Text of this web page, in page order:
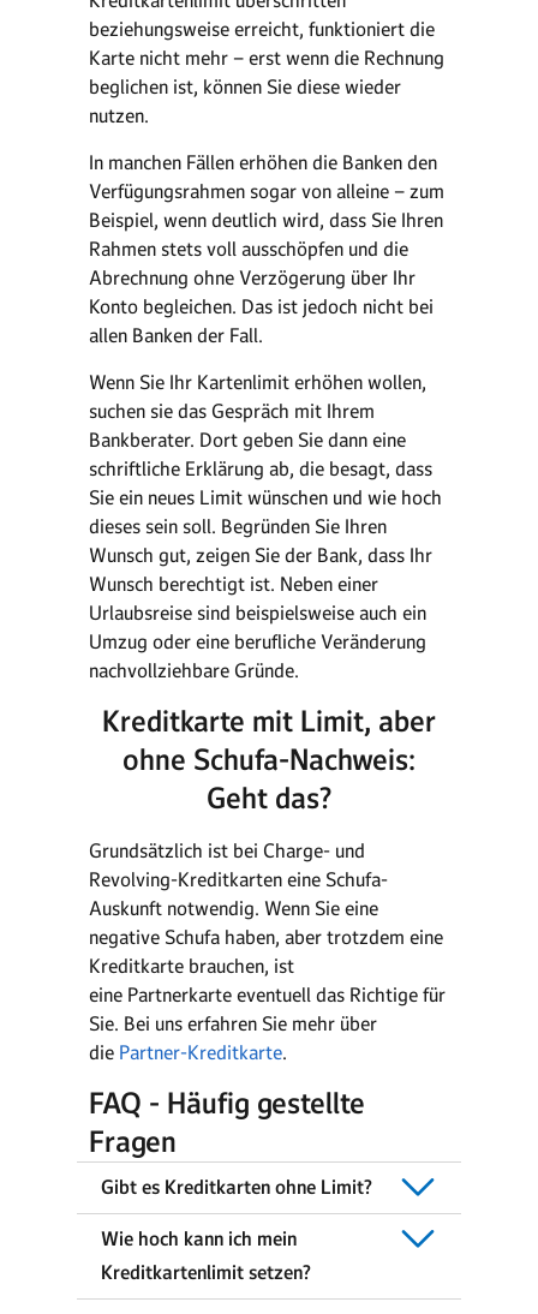
beziehungsweise erreicht, funktioniert die
Karte nicht mehr – erst wenn die Rechnung
beglichen ist, können Sie diese wieder
nutzen.
In manchen Fällen erhöhen die Banken den
Verfügungsrahmen sogar von alleine – zum
Beispiel, wenn deutlich wird, dass Sie Ihren
Rahmen stets voll ausschöpfen und die
Abrechnung ohne Verzögerung über Ihr
Konto begleichen. Das ist jedoch nicht bei
allen Banken der Fall.
Wenn Sie Ihr Kartenlimit erhöhen wollen,
suchen sie das Gespräch mit Ihrem
Bankberater. Dort geben Sie dann eine
schriftliche Erklärung ab, die besagt, dass
Sie ein neues Limit wünschen und wie hoch
dieses sein soll. Begründen Sie Ihren
Wunsch gut, zeigen Sie der Bank, dass Ihr
Wunsch berechtigt ist. Neben einer
Urlaubsreise sind beispielsweise auch ein
Umzug oder eine berufliche Veränderung
nachvollziehbare Gründe.
Kreditkarte mit Limit, aber
ohne Schufa-Nachweis:
Geht das?
Grundsätzlich ist bei Charge- und
Revolving-Kreditkarten eine Schufa-
Auskunft notwendig. Wenn Sie eine
negative Schufa haben, aber trotzdem eine
Kreditkarte brauchen, ist
eine Partnerkarte eventuell das Richtige für
Sie. Bei uns erfahren Sie mehr über
die Partner-Kreditkarte.
FAQ - Häufig gestellte
Fragen
Gibt es Kreditkarten ohne Limit?
Wie hoch kann ich mein
Kreditkartenlimit setzen?